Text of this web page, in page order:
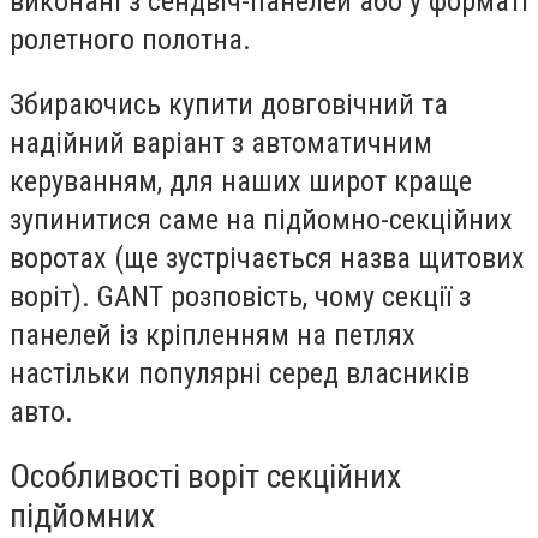
ролетного полотна.
Збираючись купити довговічний та
надійний варіант з автоматичним
керуванням, для наших широт краще
зупинитися саме на підйомно-секційних
воротах (ще зустрічається назва щитових
воріт). GANT розповість, чому секції з
панелей із кріпленням на петлях
настільки популярні серед власників
авто.
Особливості воріт секційних
підйомних